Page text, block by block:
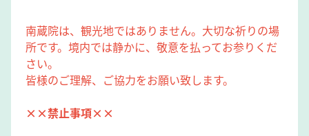
南蔵院は、観光地ではありません。大切な祈りの場
所です。境内では静かに、敬意を払ってお参りくだ
さい。
皆様のご理解、ご協力をお願い致します。
××禁止事項××